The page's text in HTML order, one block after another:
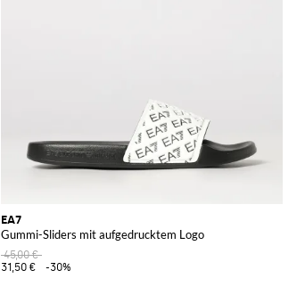
EA7
Gummi-Sliders mit aufgedrucktem Logo
45,00 €
31,50 €
-30%